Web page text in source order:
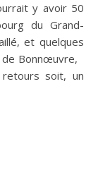
y avoir 50
du Grand-
et quelques
Bonnœuvre,
soit, un